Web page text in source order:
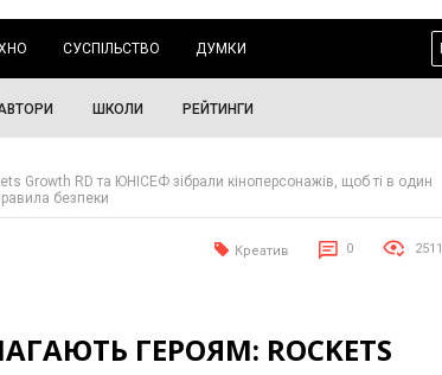
СУСПІЛЬСТВО ДУМКИ
ШКОЛИ РЕЙТИНГИ
Growth RD та ЮНІСЕФ зібрали кіноперсонажів, щоб ті в один
безпеки
Креатив 0 2511
ГЕРОЯМ: ROCKETS